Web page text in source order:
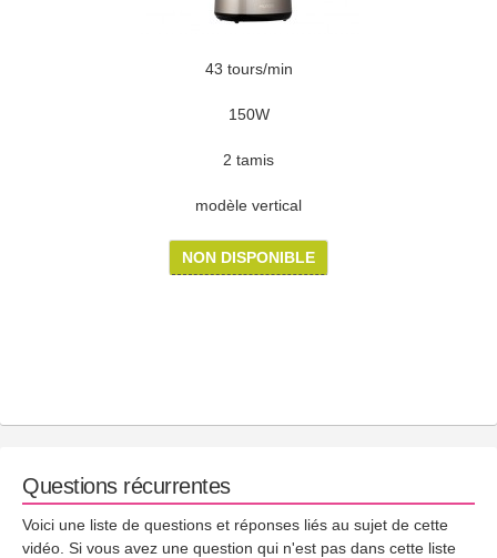
43 tours/min
150W
2 tamis
modèle vertical
NON DISPONIBLE
Questions récurrentes
Voici une liste de questions et réponses liés au sujet de cette
vidéo. Si vous avez une question qui n'est pas dans cette liste